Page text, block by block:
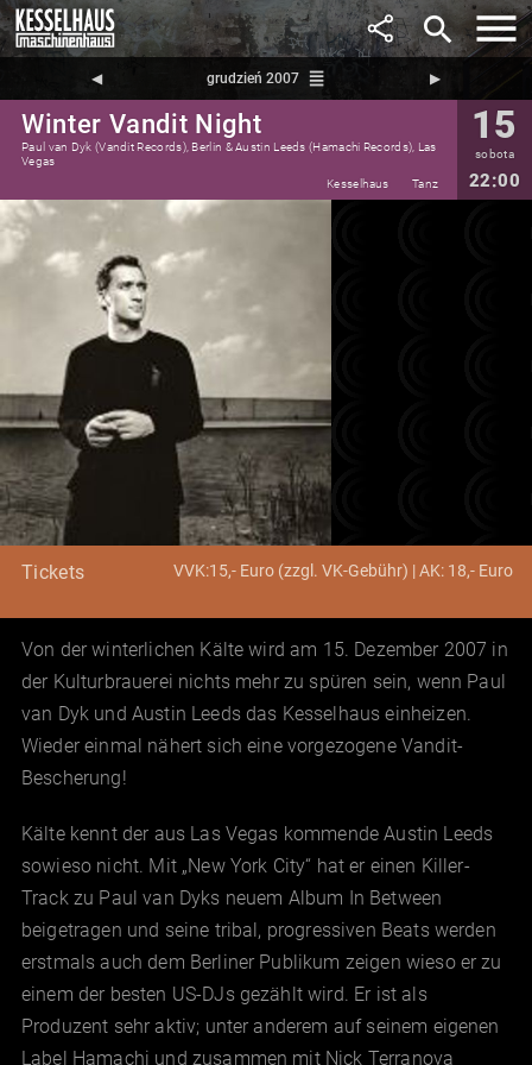
search
◀︎ grudzień 2007 reorder ▶︎
Winter Vandit Night
Paul van Dyk (Vandit Records), Berlin & Austin Leeds (Hamachi Records), Las
Vegas
15
sobota
22:00
Kesselhaus Tanz
Tickets VVK:15,- Euro (zzgl. VK-Gebühr) | AK: 18,- Euro
Von der winterlichen Kälte wird am 15. Dezember 2007 in
der Kulturbrauerei nichts mehr zu spüren sein, wenn Paul
van Dyk und Austin Leeds das Kesselhaus einheizen.
Wieder einmal nähert sich eine vorgezogene Vandit-
Bescherung!
Kälte kennt der aus Las Vegas kommende Austin Leeds
sowieso nicht. Mit „New York City“ hat er einen Killer-
Track zu Paul van Dyks neuem Album In Between
beigetragen und seine tribal, progressiven Beats werden
erstmals auch dem Berliner Publikum zeigen wieso er zu
einem der besten US-DJs gezählt wird. Er ist als
Produzent sehr aktiv; unter anderem auf seinem eigenen
Label Hamachi und zusammen mit Nick Terranova